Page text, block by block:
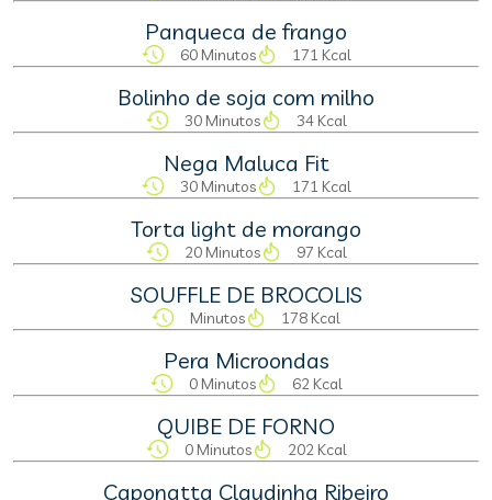
Panqueca de frango
60 Minutos 171 Kcal
Bolinho de soja com milho
30 Minutos 34 Kcal
Nega Maluca Fit
30 Minutos 171 Kcal
Torta light de morango
20 Minutos 97 Kcal
SOUFFLE DE BROCOLIS
Minutos 178 Kcal
Pera Microondas
0 Minutos 62 Kcal
QUIBE DE FORNO
0 Minutos 202 Kcal
Caponatta Claudinha Ribeiro